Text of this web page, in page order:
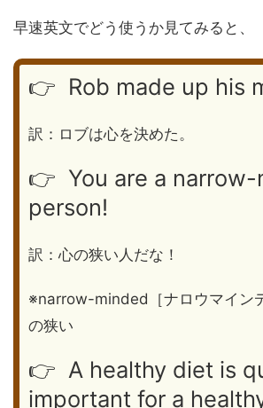
早速英文でどう使うか見てみると、
👉 Rob made up his
訳：ロブは心を決めた。
👉 You are a narrow-
person!
訳：心の狭い人だな！
※narrow-minded［ナロウマイン
の狭い
👉 A healthy diet is
important for a